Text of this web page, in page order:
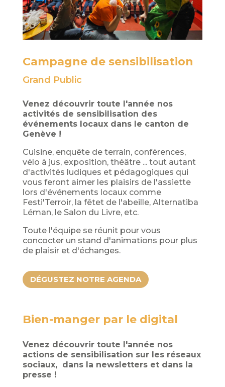
Campagne de sensibilisation
Grand Public
Venez découvrir toute l'année nos
activités de sensibilisation des
événements locaux dans le canton de
Genève !
Cuisine, enquête de terrain, conférences,
vélo à jus, exposition, théâtre ... tout autant
d'activités ludiques et pédagogiques qui
vous feront aimer les plaisirs de l'assiette
lors d'événements locaux comme
Festi'Terroir, la fêtet de l'abeille, Alternatiba
Léman, le Salon du Livre, etc.
Toute l'équipe se réunit pour vous
concocter un stand d'animations pour plus
de plaisir et d'échanges.
DÉGUSTEZ NOTRE AGENDA
Bien-manger par le digital
Venez découvrir toute l'année nos
actions de sensibilisation sur les réseaux
sociaux, dans la newsletters et dans la
presse !